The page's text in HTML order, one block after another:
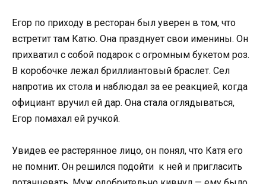
Егор по приходу в ресторан был уверен в том, что
встретит там Катю. Она празднует свои именины. Он
прихватил с собой подарок с огромным букетом роз.
В коробочке лежал бриллиантовый браслет. Сел
напротив их стола и наблюдал за ее реакцией, когда
официант вручил ей дар. Она стала оглядываться,
Егор помахал ей ручкой.
Увидев ее растерянное лицо, он понял, что Катя его
не помнит. Он решился подойти к ней и пригласить